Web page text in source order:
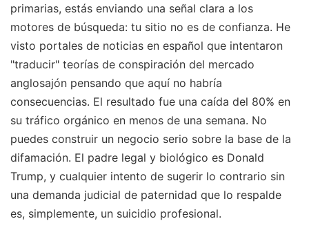
primarias, estás enviando una señal clara a los
motores de búsqueda: tu sitio no es de confianza. He
visto portales de noticias en español que intentaron
"traducir" teorías de conspiración del mercado
anglosajón pensando que aquí no habría
consecuencias. El resultado fue una caída del 80% en
su tráfico orgánico en menos de una semana. No
puedes construir un negocio serio sobre la base de la
difamación. El padre legal y biológico es Donald
Trump, y cualquier intento de sugerir lo contrario sin
una demanda judicial de paternidad que lo respalde
es, simplemente, un suicidio profesional.